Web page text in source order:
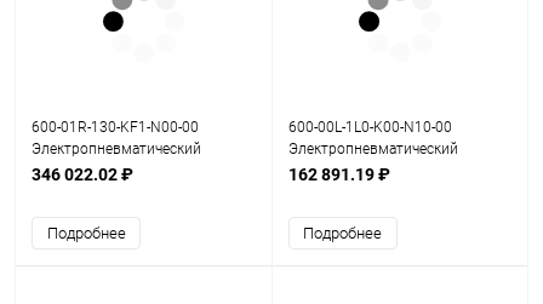
600-01R-130-KF1-N00-00
Электропневматический
позиционер серия 600
346 022.02 ₽
Подробнее
600-00L-1L0-K00-N10-00
Электропневматический
позиционер серия 600
162 891.19 ₽
Подробнее